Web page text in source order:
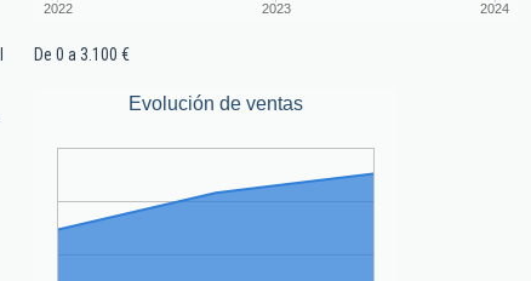
2022 2023 2024
De 0 a 3.100 €
Evolución de ventas